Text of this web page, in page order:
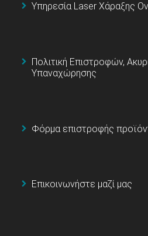
Υπηρεσία Laser Χάραξης
Πολιτική Επιστροφών,
Υπαναχώρησης
Φόρμα επιστροφής
Επικοινωνήστε μαζί μας